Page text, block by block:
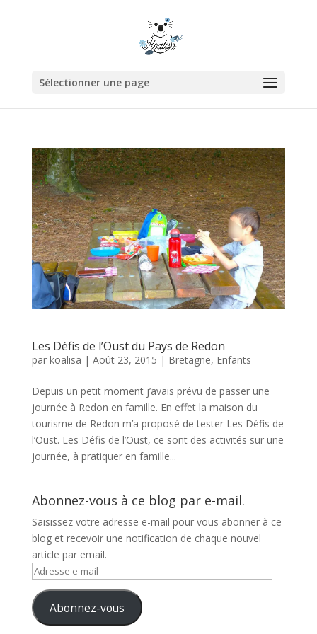
Sélectionner une page
Les Défis de l’Oust du Pays de Redon
par koalisa | Août 23, 2015 | Bretagne, Enfants
Depuis un petit moment j’avais prévu de passer une
journée à Redon en famille. En effet la maison du
tourisme de Redon m’a proposé de tester Les Défis de
l’Oust. Les Défis de l’Oust, ce sont des activités sur une
journée, à pratiquer en famille...
Abonnez-vous à ce blog par e-mail.
Saisissez votre adresse e-mail pour vous abonner à ce
blog et recevoir une notification de chaque nouvel
article par email.
Adresse
mail Abonnez-vous